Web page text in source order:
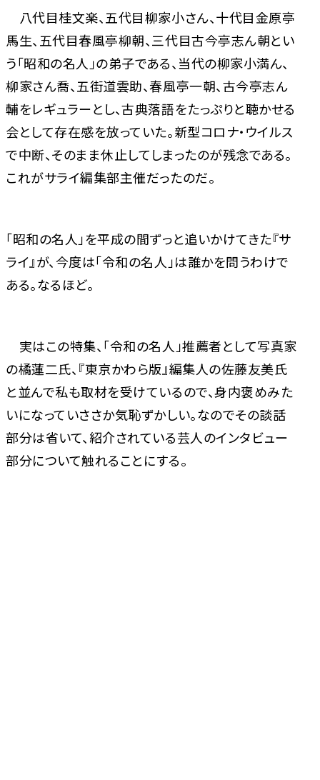
八代目桂文楽、五代目柳家小さん、十代目金原亭
馬生、五代目春風亭柳朝、三代目古今亭志ん朝とい
う「昭和の名人」の弟子である、当代の柳家小満ん、
柳家さん喬、五街道雲助、春風亭一朝、古今亭志ん
輔をレギュラーとし、古典落語をたっぷりと聴かせる
会として存在感を放っていた。新型コロナ・ウイルス
で中断、そのまま休止してしまったのが残念である。
これがサライ編集部主催だったのだ。
「昭和の名人」を平成の間ずっと追いかけてきた『サ
ライ』が、今度は「令和の名人」は誰かを問うわけで
ある。なるほど。
実はこの特集、「令和の名人」推薦者として写真家
の橘蓮二氏、『東京かわら版』編集人の佐藤友美氏
と並んで私も取材を受けているので、身内褒めみた
いになっていささか気恥ずかしい。なのでその談話
部分は省いて、紹介されている芸人のインタビュー
部分について触れることにする。